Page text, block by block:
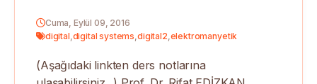
Cuma, Eylül 09, 2016
digital,digital systems,digital2,elektromanyetik
(Aşağıdaki linkten ders notlarına